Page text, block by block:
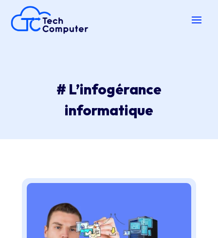
# L’infogérance
informatique